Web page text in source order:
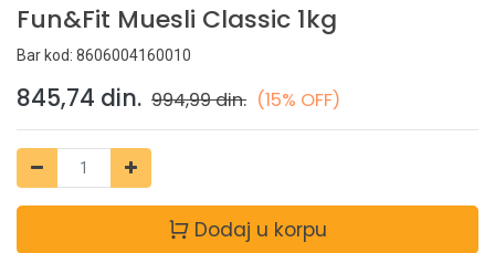
Fun&Fit Muesli Classic 1kg
Bar kod: 8606004160010
845,74 din. 994,99din. (15% OFF)
Dodaj u korpu